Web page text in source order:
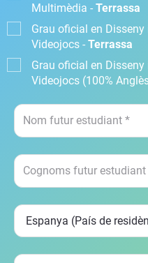
Multimèdia - Terrassa
Grau oficial en
Videojocs - Terrassa
Grau oficial en
Videojocs (100%